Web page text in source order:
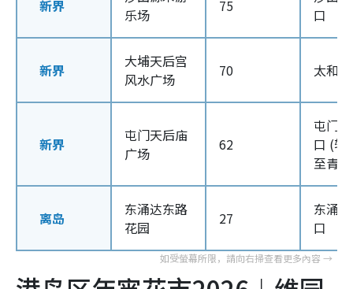
新界
乐场
75
口
新界
大埔天后宫
风水广场
70 太和站
新界
屯门天后庙
广场
62
屯门
口 (转
至青
离岛
东涌达东路
花园
27
东涌
口